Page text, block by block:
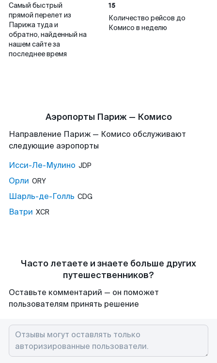
Самый быстрый
прямой перелет из
Парижа туда и
обратно, найденный на
нашем сайте за
последнее время
15
Количество рейсов до
Комисо в неделю
Аэропорты Париж — Комисо
Направление Париж — Комисо обслуживают
следующие аэропорты
Исси-Ле-Мулино JDP
Орли ORY
Шарль-де-Голль CDG
Ватри XCR
Часто летаете и знаете больше других
путешественников?
Оставьте комментарий — он поможет
пользователям принять решение